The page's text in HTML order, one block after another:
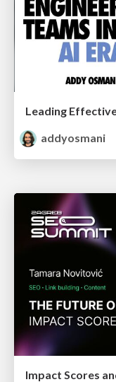
Leading
addyosmani